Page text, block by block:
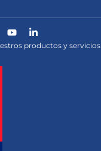
productos y servicios